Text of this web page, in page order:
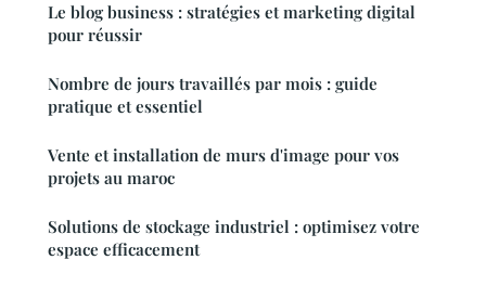
Le blog business : stratégies et marketing digital
pour réussir
Nombre de jours travaillés par mois : guide
pratique et essentiel
Vente et installation de murs d'image pour vos
projets au maroc
Solutions de stockage industriel : optimisez votre
espace efficacement